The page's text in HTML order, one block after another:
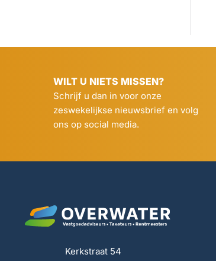
WILT U NIETS MISSEN?
Schrijf u dan in voor onze
zeswekelijkse nieuwsbrief en volg
ons op social media.
Kerkstraat 54